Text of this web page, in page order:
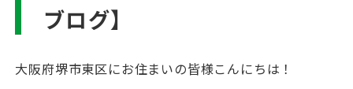
ブログ】
大阪府堺市東区にお住まいの皆様こんにちは！